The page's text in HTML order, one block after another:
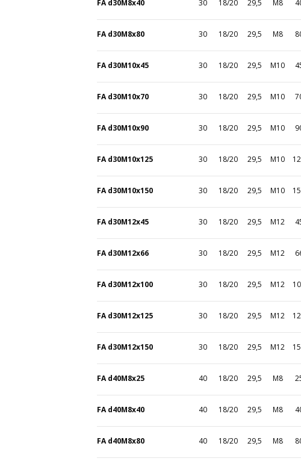
FA d30M8x40 30 18/20 29,5 M8
FA d30M8x80 30 18/20 29,5 M8
FA d30M10x45 30 18/20 29,5 M10
FA d30M10x70 30 18/20 29,5 M10
FA d30M10x90 30 18/20 29,5 M10
FA d30M10x125 30 18/20 29,5 M10
FA d30M10x150 30 18/20 29,5 M10
FA d30M12x45 30 18/20 29,5 M12
FA d30M12x66 30 18/20 29,5 M12
FA d30M12x100 30 18/20 29,5 M12
FA d30M12x125 30 18/20 29,5 M12
FA d30M12x150 30 18/20 29,5 M12
FA d40M8x25 40 18/20 29,5 M8
FA d40M8x40 40 18/20 29,5 M8
FA d40M8x80 40 18/20 29,5 M8